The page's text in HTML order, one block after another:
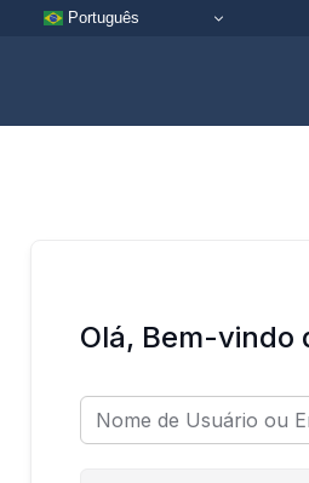
Pular
Português
Olá, Bem-vindo